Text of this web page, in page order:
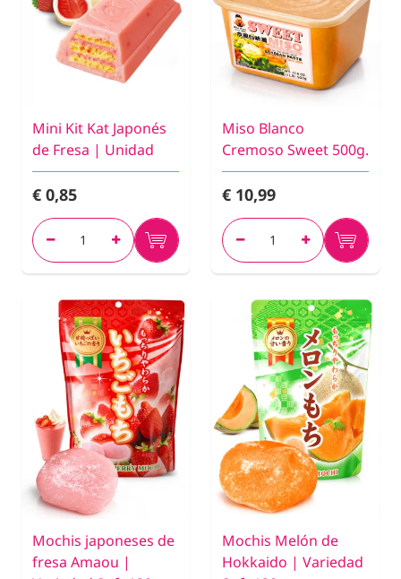
Mini Kit Kat Japonés
de Fresa | Unidad
€ 0,85
Miso Blanco
Cremoso Sweet 500g.
€ 10,99
Mochis japoneses de
fresa Amaou |
Mochis Melón de
Hokkaido | Variedad